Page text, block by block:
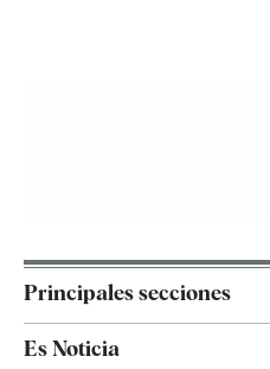
Principales secciones
España
Es Noticia